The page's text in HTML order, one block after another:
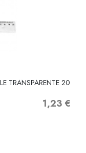
TRANSPARENTE 20
Precio
1,23 €